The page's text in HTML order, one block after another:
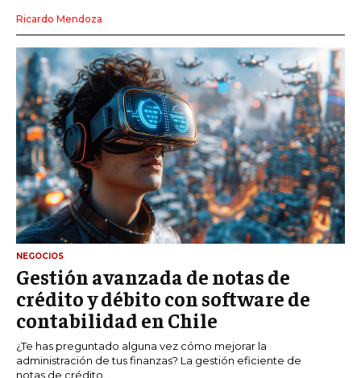
Ricardo Mendoza
NEGOCIOS
Gestión avanzada de notas de
crédito y débito con software de
contabilidad en Chile
¿Te has preguntado alguna vez cómo mejorar la
administración de tus finanzas? La gestión eficiente de
notas de crédito...